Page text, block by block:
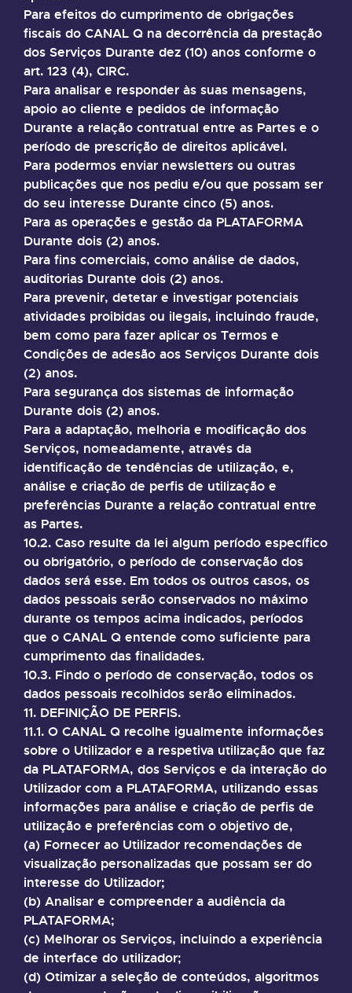
Para efeitos do cumprimento de obrigações
fiscais do CANAL Q na decorrência da prestação
dos Serviços Durante dez (10) anos conforme o
art. 123 (4), CIRC.
Para analisar e responder às suas mensagens,
apoio ao cliente e pedidos de informação
Durante a relação contratual entre as Partes e o
período de prescrição de direitos aplicável.
Para podermos enviar newsletters ou outras
publicações que nos pediu e/ou que possam ser
do seu interesse Durante cinco (5) anos.
Para as operações e gestão da PLATAFORMA
Durante dois (2) anos.
Para fins comerciais, como análise de dados,
auditorias Durante dois (2) anos.
Para prevenir, detetar e investigar potenciais
atividades proibidas ou ilegais, incluindo fraude,
bem como para fazer aplicar os Termos e
Condições de adesão aos Serviços Durante dois
(2) anos.
Para segurança dos sistemas de informação
Durante dois (2) anos.
Para a adaptação, melhoria e modificação dos
Serviços, nomeadamente, através da
identificação de tendências de utilização, e,
análise e criação de perfis de utilização e
preferências Durante a relação contratual entre
as Partes.
10.2. Caso resulte da lei algum período específico
ou obrigatório, o período de conservação dos
dados será esse. Em todos os outros casos, os
dados pessoais serão conservados no máximo
durante os tempos acima indicados, períodos
que o CANAL Q entende como suficiente para
cumprimento das finalidades.
10.3. Findo o período de conservação, todos os
dados pessoais recolhidos serão eliminados.
11. DEFINIÇÃO DE PERFIS.
11.1. O CANAL Q recolhe igualmente informações
sobre o Utilizador e a respetiva utilização que faz
da PLATAFORMA, dos Serviços e da interação do
Utilizador com a PLATAFORMA, utilizando essas
informações para análise e criação de perfis de
utilização e preferências com o objetivo de,
(a) Fornecer ao Utilizador recomendações de
visualização personalizadas que possam ser do
interesse do Utilizador;
(b) Analisar e compreender a audiência da
PLATAFORMA;
(c) Melhorar os Serviços, incluindo a experiência
de interface do utilizador;
(d) Otimizar a seleção de conteúdos, algoritmos